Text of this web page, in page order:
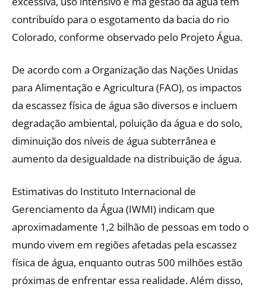
contribuído para o esgotamento da bacia do rio
Colorado, conforme observado pelo Projeto Água.
De acordo com a Organização das Nações Unidas
para Alimentação e Agricultura (FAO), os impactos
da escassez física de água são diversos e incluem
degradação ambiental, poluição da água e do solo,
diminuição dos níveis de água subterrânea e
aumento da desigualdade na distribuição de água.
Estimativas do Instituto Internacional de
Gerenciamento da Água (IWMI) indicam que
aproximadamente 1,2 bilhão de pessoas em todo o
mundo vivem em regiões afetadas pela escassez
física de água, enquanto outras 500 milhões estão
próximas de enfrentar essa realidade. Além disso,